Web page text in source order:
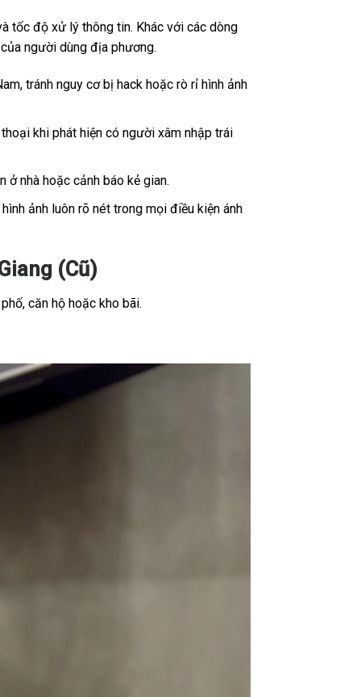
tốc độ xử lý thông tin. Khác với các dòng
người dùng địa phương.
tránh nguy cơ bị hack hoặc rò rỉ hình ảnh
khi phát hiện có người xâm nhập trái
nhà hoặc cảnh báo kẻ gian.
ảnh luôn rõ nét trong mọi điều kiện ánh
(Cũ)
căn hộ hoặc kho bãi.